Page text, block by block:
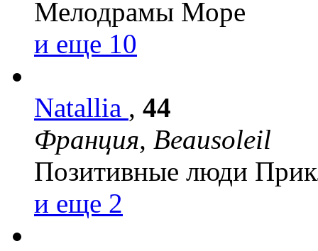
Мелодрамы Море
и еще 10
Natallia , 44
Франция, Beausoleil
Позитивные люди
и еще 2